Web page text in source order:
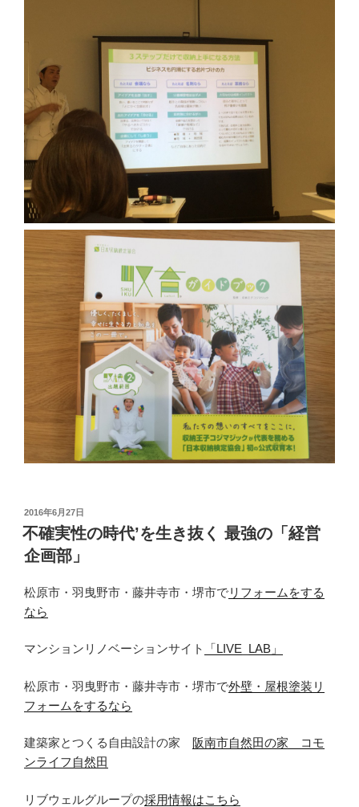
投
稿
日:
2016年6月27日
不確実性の時代’を生き抜く 最強の「経営
企画部」
松原市・羽曳野市・藤井寺市・堺市でリフォームをする
なら
マンションリノベーションサイト 「LIVE_LAB」
松原市・羽曳野市・藤井寺市・堺市で外壁・屋根塗装リ
フォームをするなら
建築家とつくる自由設計の家 阪南市自然田の家 コモ
ンライフ自然田
リブウェルグループの採用情報はこちら